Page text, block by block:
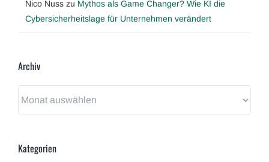
Nico Nuss zu Mythos als Game Changer? Wie KI die
Cybersicherheitslage für Unternehmen verändert
Archiv
Kategorien